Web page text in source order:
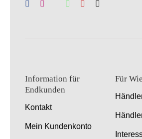
Information für
Endkunden
Kontakt
Mein Kundenkonto
Für